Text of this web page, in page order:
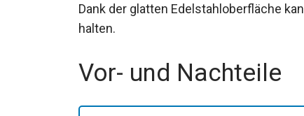
Dank der glatten Edelstahloberfläche
halten.
Vor- und Nachteile